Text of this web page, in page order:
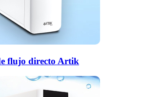
flujo directo Artik